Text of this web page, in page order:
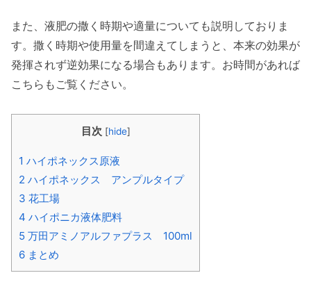
また、液肥の撒く時期や適量についても説明しておりま
す。撒く時期や使用量を間違えてしまうと、本来の効果が
発揮されず逆効果になる場合もあります。お時間があれば
こちらもご覧ください。
目次 [hide]
1 ハイポネックス原液
2 ハイポネックス アンプルタイプ
3 花工場
4 ハイポニカ液体肥料
5 万田アミノアルファプラス 100ml
6 まとめ